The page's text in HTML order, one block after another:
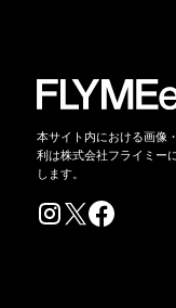
本サイト内における画像
利は株式会社フライミー
します。